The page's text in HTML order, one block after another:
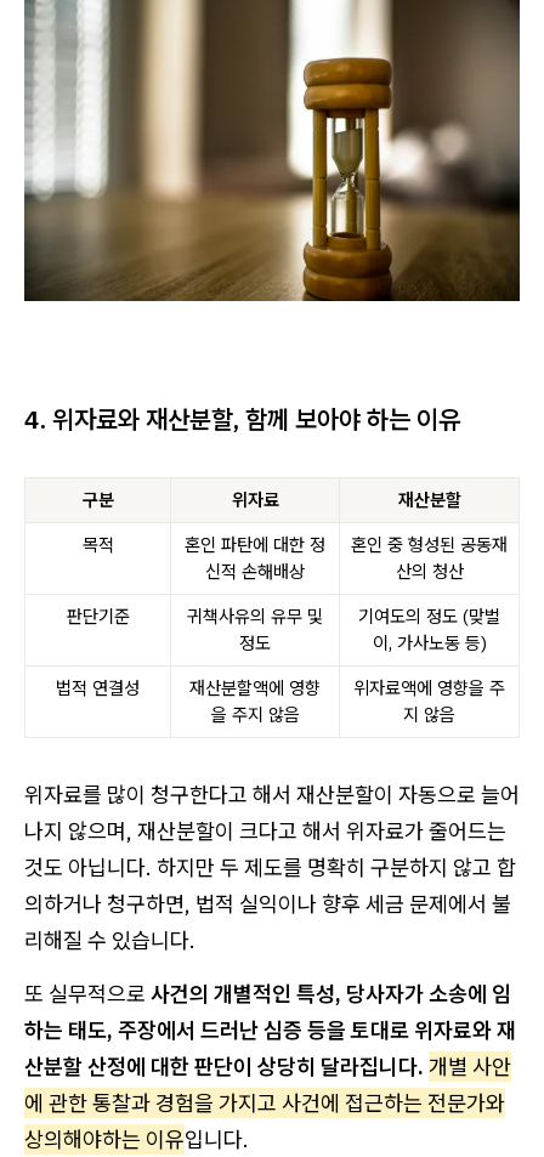
4. 위자료와 재산분할, 함께 보아야 하는 이유
구분 위자료
재산분할
목적
혼인 파탄에 대한 정
신적 손해배상
혼인 중 형성된 공동재
산의 청산
판단기준
귀책사유의 유무 및
정도
기여도의 정도 (맞벌
이, 가사노동 등)
법적 연결성
재산분할액에 영향
을 주지 않음
위자료액에 영향을 주
지 않음
위자료를 많이 청구한다고 해서 재산분할이 자동으로 늘어
나지 않으며, 재산분할이 크다고 해서 위자료가 줄어드는
것도 아닙니다. 하지만 두 제도를 명확히 구분하지 않고 합
의하거나 청구하면, 법적 실익이나 향후 세금 문제에서 불
리해질 수 있습니다.
또 실무적으로 사건의 개별적인 특성, 당사자가 소송에 임
하는 태도, 주장에서 드러난 심증 등을 토대로 위자료와 재
산분할 산정에 대한 판단이 상당히 달라집니다. 개별 사안
에 관한 통찰과 경험을 가지고 사건에 접근하는 전문가와
상의해야하는 이유입니다.